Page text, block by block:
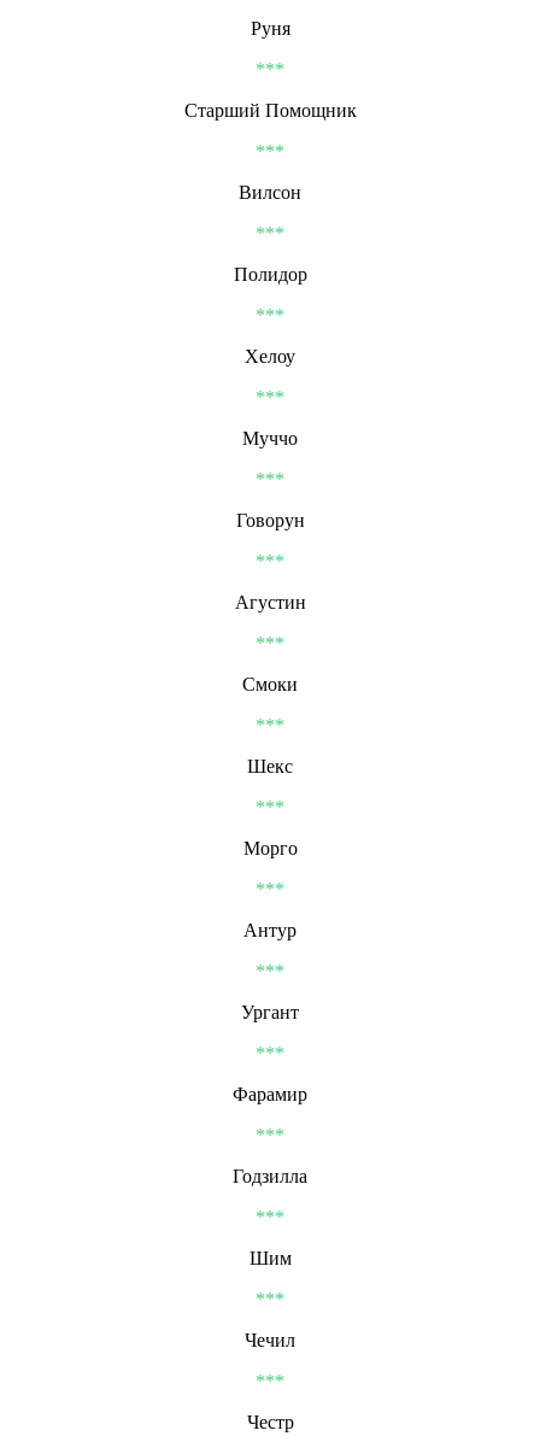
Руня
***
Старший Помощник
***
Вилсон
***
Полидор
***
Хелоу
***
Муччо
***
Говорун
***
Агустин
***
Смоки
***
Шекс
***
Морго
***
Антур
***
Ургант
***
Фарамир
***
Годзилла
***
Шим
***
Чечил
***
Честр